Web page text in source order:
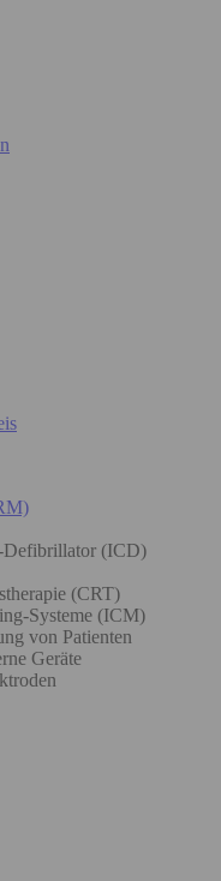
Defibrillator (ICD)
(CRT)
Systeme (ICM)
von Patienten
Geräte